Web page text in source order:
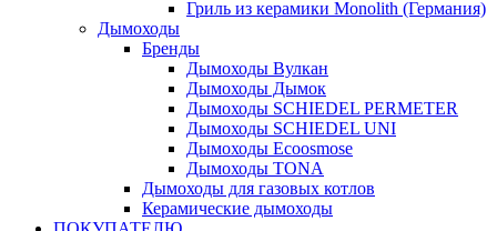
Гриль из керамики Monolith (Германия)
Дымоходы
Бренды
Дымоходы Вулкан
Дымоходы Дымок
Дымоходы SCHIEDEL PERMETER
Дымоходы SCHIEDEL UNI
Дымоходы Ecoosmose
Дымоходы TONA
Дымоходы для газовых котлов
Керамические дымоходы